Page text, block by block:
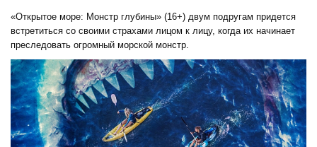
«Открытое море: Монстр глубины» (16+) двум подругам придется
встретиться со своими страхами лицом к лицу, когда их начинает
преследовать огромный морской монстр.